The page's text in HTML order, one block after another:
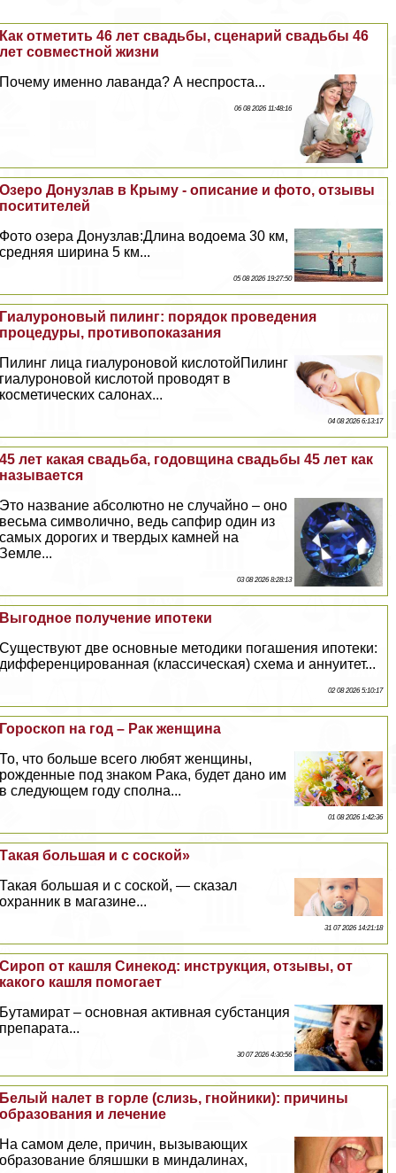
Как отметить 46 лет свадьбы, сценарий свадьбы 46
лет совместной жизни
Почему именно лаванда? А неспроста...
06 08 2026 11:48:16
Озеро Донузлав в Крыму - описание и фото, отзывы
поситителей
Фото озера Донузлав:Длина водоема 30 км,
средняя ширина 5 км...
05 08 2026 19:27:50
Гиалуроновый пилинг: порядок проведения
процедуры, противопоказания
Пилинг лица гиалуроновой кислотойПилинг
гиалуроновой кислотой проводят в
косметических салонах...
04 08 2026 6:13:17
45 лет какая свадьба, годовщина свадьбы 45 лет как
называется
Это название абсолютно не случайно – оно
весьма символично, ведь сапфир один из
самых дорогих и твердых камней на
Земле...
03 08 2026 8:28:13
Выгодное получение ипотеки
Существуют две основные методики погашения ипотеки:
дифференцированная (классическая) схема и аннуитет...
02 08 2026 5:10:17
Гороскоп на год – Paк женщина
То, что больше всего любят женщины,
рожденные под знаком Paка, будет дано им
в следующем году сполна...
01 08 2026 1:42:36
Такая большая и с соской»
Такая большая и с соской, — сказал
охранник в магазине...
31 07 2026 14:21:18
Сироп от кашля Синекод: инструкция, отзывы, от
какого кашля помогает
Бутамират – основная активная субстанция
препарата...
30 07 2026 4:30:56
Белый налет в горле (слизь, гнойники): причины
образования и лечение
На самом деле, причин, вызывающих
образование бляшшки в миндалинах,